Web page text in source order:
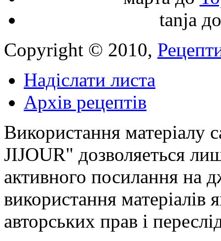
tanja
Copyright © 2010,
Надіслати листа
Архів рецептів
Використання матеріалу
JIJOUR" дозволяеться
активного посилання на
використання
авторських прав і